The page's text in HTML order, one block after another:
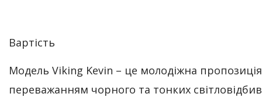
Вартість
Модель Viking Kevin – це молодіжна
переважанням чорного та тонких